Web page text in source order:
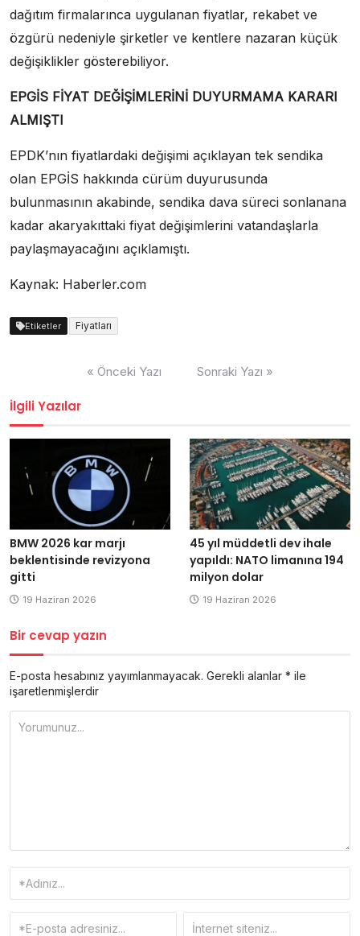
dağıtım firmalarınca uygulanan fiyatlar, rekabet ve
özgürü nedeniyle şirketler ve kentlere nazaran küçük
değişiklikler gösterebiliyor.
EPGİS FİYAT DEĞİŞİMLERİNİ DUYURMAMA KARARI
ALMIŞTI
EPDK’nın fiyatlardaki değişimi açıklayan tek sendika
olan EPGİS hakkında cürüm duyurusunda
bulunmasının akabinde, sendika dava süreci sonlanana
kadar akaryakıttaki fiyat değişimlerini vatandaşlarla
paylaşmayacağını açıklamıştı.
Kaynak: Haberler.com
Etiketler Fiyatları
« Önceki Yazı Sonraki Yazı »
İlgili Yazılar
BMW 2026 kar marjı
beklentisinde revizyona
gitti
19 Haziran 2026
45 yıl müddetli dev ihale
yapıldı: NATO limanına 194
milyon dolar
19 Haziran 2026
Bir cevap yazın
E-posta hesabınız yayımlanmayacak. Gerekli alanlar * ile
işaretlenmişlerdir